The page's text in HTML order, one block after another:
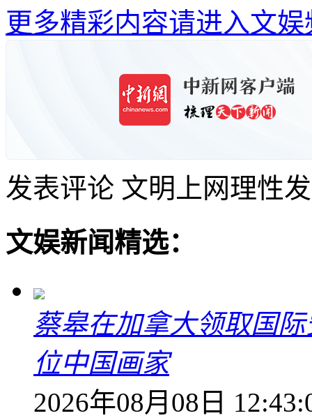
更多精彩内容请进入文娱
发表评论 文明上网理性
文娱新闻精选：
蔡皋在加拿大领取国
位中国画家
2026年08月08日